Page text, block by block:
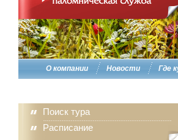
О компании Новости Где
Поиск тура
Расписание